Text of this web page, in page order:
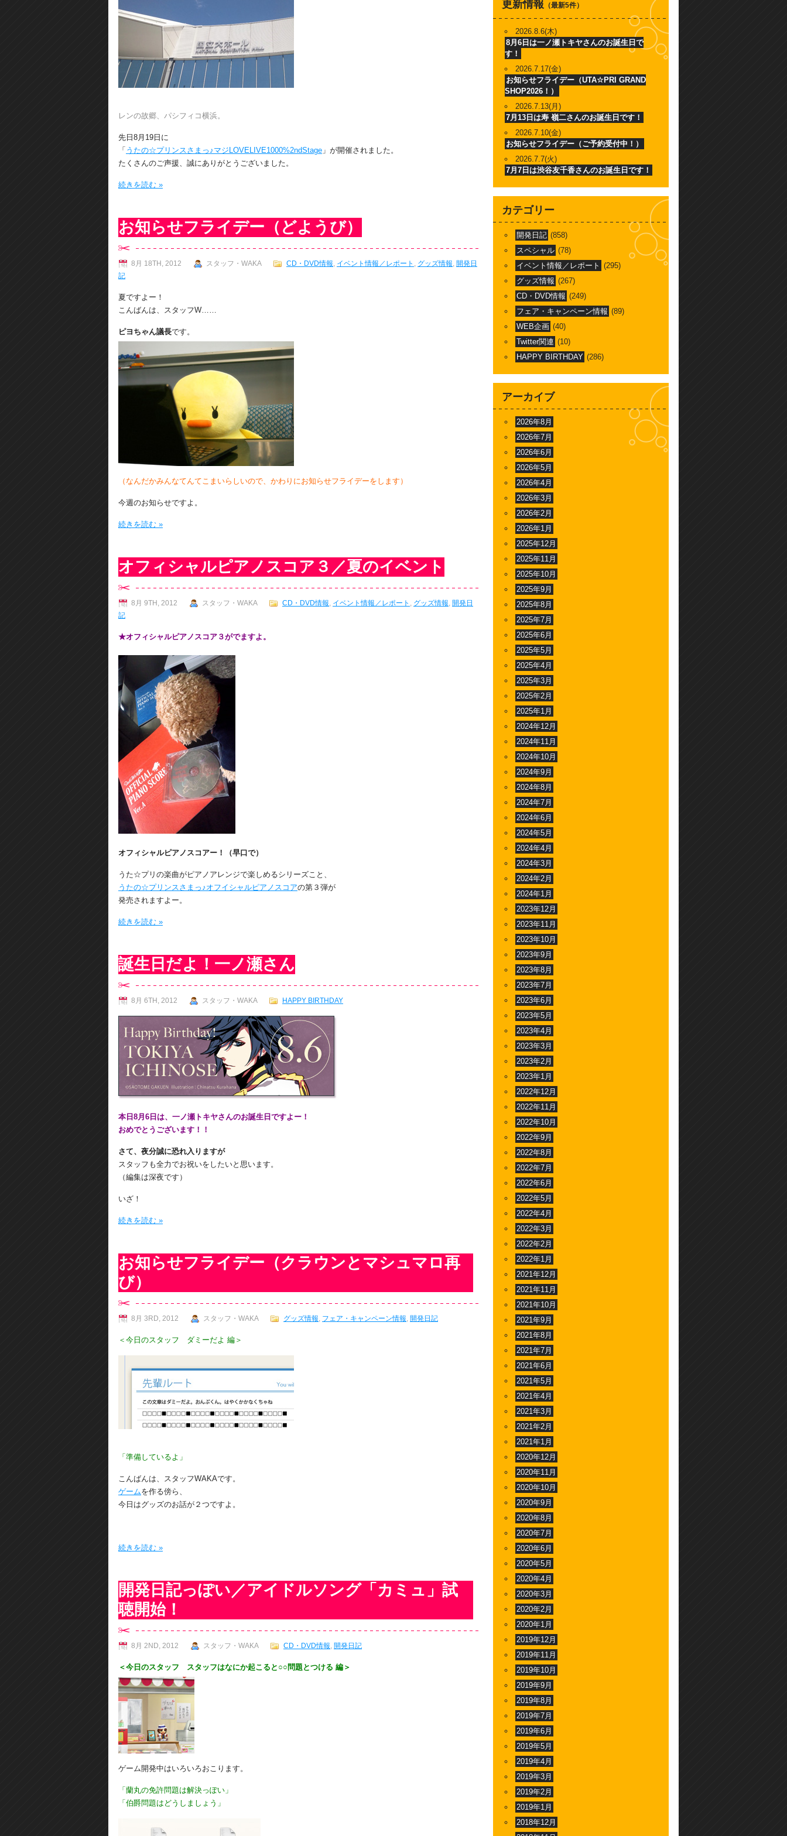
レンの故郷、パシフィコ横浜。
先日8月19日に
「 うたの☆プリンスさまっ♪マジLOVELIVE1000%2ndStage 」が開催されました。
たくさんのご声援、誠にありがとうございました。
続きを読む »
お知らせフライデー（どようび）
8月 18TH, 2012 スタッフ・WAKA CD・DVD情報, イベント情報／レポート , グッズ情報, 開発日
記
夏ですよー！
こんばんは、スタッフW……
ピヨちゃん議長です。
（なんだかみんなてんてこまいらしいので、かわりにお知らせフライデーをします）
今週のお知らせですよ。
続きを読む »
オフィシャルピアノスコア３／夏のイベント
8月 9TH, 2012 スタッフ・WAKA CD・DVD情報, イベント情報／レポート , グッズ情報, 開発日
記
★オフィシャルピアノスコア３がでますよ。
オフィシャルピアノスコアー！（早口で）
うた☆プリの楽曲がピアノアレンジで楽しめるシリーズこと、
うたの☆プリンスさまっ♪オフイシャルピアノスコアの第３弾が
発売されますよー。
続きを読む »
誕生日だよ！一ノ瀬さん
8月 6TH, 2012 スタッフ・WAKA HAPPY BIRTHDAY
本日8月6日は、一ノ瀬トキヤさんのお誕生日ですよー！
おめでとうございます！！
さて、夜分誠に恐れ入りますが
スタッフも全力でお祝いをしたいと思います。
（編集は深夜です）
いざ！
続きを読む »
お知らせフライデー（クラウンとマシュマロ再
び）
8月 3RD, 2012 スタッフ・WAKA グッズ情報, フェア・キャンペーン情報, 開発日記
＜今日のスタッフ ダミーだよ 編＞
「準備しているよ」
こんばんは、スタッフWAKAです。
ゲームを作る傍ら、
今日はグッズのお話が２つですよ。
続きを読む »
開発日記っぽい／アイドルソング「カミュ」試
聴開始！
8月 2ND, 2012 スタッフ・WAKA CD・DVD情報, 開発日記
＜今日のスタッフ スタッフはなにか起こると○○問題とつける 編＞
ゲーム開発中はいろいろおこります。
「蘭丸の免許問題は解決っぽい」
「伯爵問題はどうしましょう」
更新情報 （最新5件）
2026.8.6(木)
8月6日は一ノ瀬トキヤさんのお誕生日で
す！
2026.7.17(金)
お知らせフライデー（UTA☆PRI GRAND
SHOP2026！）
2026.7.13(月)
7月13日は寿 嶺二さんのお誕生日です！
2026.7.10(金)
お知らせフライデー（ご予約受付中！）
2026.7.7(火)
7月7日は渋谷友千香さんのお誕生日です！
カテゴリー
開発日記 (858)
スペシャル (78)
イベント情報／レポート (295)
グッズ情報 (267)
CD・DVD情報 (249)
フェア・キャンペーン情報 (89)
WEB企画 (40)
Twitter関連 (10)
HAPPY BIRTHDAY (286)
アーカイブ
2026年8月
2026年7月
2026年6月
2026年5月
2026年4月
2026年3月
2026年2月
2026年1月
2025年12月
2025年11月
2025年10月
2025年9月
2025年8月
2025年7月
2025年6月
2025年5月
2025年4月
2025年3月
2025年2月
2025年1月
2024年12月
2024年11月
2024年10月
2024年9月
2024年8月
2024年7月
2024年6月
2024年5月
2024年4月
2024年3月
2024年2月
2024年1月
2023年12月
2023年11月
2023年10月
2023年9月
2023年8月
2023年7月
2023年6月
2023年5月
2023年4月
2023年3月
2023年2月
2023年1月
2022年12月
2022年11月
2022年10月
2022年9月
2022年8月
2022年7月
2022年6月
2022年5月
2022年4月
2022年3月
2022年2月
2022年1月
2021年12月
2021年11月
2021年10月
2021年9月
2021年8月
2021年7月
2021年6月
2021年5月
2021年4月
2021年3月
2021年2月
2021年1月
2020年12月
2020年11月
2020年10月
2020年9月
2020年8月
2020年7月
2020年6月
2020年5月
2020年4月
2020年3月
2020年2月
2020年1月
2019年12月
2019年11月
2019年10月
2019年9月
2019年8月
2019年7月
2019年6月
2019年5月
2019年4月
2019年3月
2019年2月
2019年1月
2018年12月